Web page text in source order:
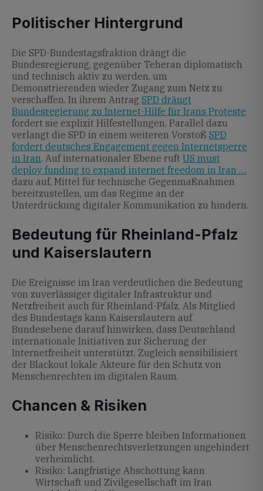
Politischer Hintergrund
Die SPD-Bundestagsfraktion drängt die
Bundesregierung, gegenüber Teheran diplomatisch
und technisch aktiv zu werden, um
Demonstrierenden wieder Zugang zum Netz zu
verschaffen. In ihrem Antrag SPD drängt
Bundesregierung zu Internet-Hilfe für Irans Proteste
fordert sie explizit Hilfestellungen. Parallel dazu
verlangt die SPD in einem weiteren Vorstoß SPD
fordert deutsches Engagement gegen Internetsperre
in Iran. Auf internationaler Ebene ruft US must
deploy funding to expand internet freedom in Iran …
dazu auf, Mittel für technische Gegenmaßnahmen
bereitzustellen, um das Regime an der
Unterdrückung digitaler Kommunikation zu hindern.
Bedeutung für Rheinland-Pfalz
und Kaiserslautern
Die Ereignisse im Iran verdeutlichen die Bedeutung
von zuverlässiger digitaler Infrastruktur und
Netzfreiheit auch für Rheinland-Pfalz. Als Mitglied
des Bundestags kann Kaiserslautern auf
Bundesebene darauf hinwirken, dass Deutschland
internationale Initiativen zur Sicherung der
Internetfreiheit unterstützt. Zugleich sensibilisiert
der Blackout lokale Akteure für den Schutz von
Menschenrechten im digitalen Raum.
Chancen & Risiken
Risiko: Durch die Sperre bleiben Informationen
über Menschenrechtsverletzungen ungehindert
verheimlicht.
Risiko: Langfristige Abschottung kann
Wirtschaft und Zivilgesellschaft im Iran